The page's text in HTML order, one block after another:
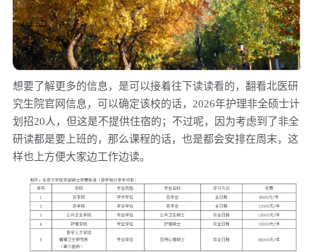
想要了解更多的信息，是可以接着往下读读看的，翻看北医研
究生院官网信息，可以确定该校的话， 2026年护理非全硕士计
划招20人，但这是不提供住宿的； 不过呢，因为考虑到了非全
研读都是要上班的，那么课程的话，也是都会安排在周末，这
样也上方便大家边工作边读。